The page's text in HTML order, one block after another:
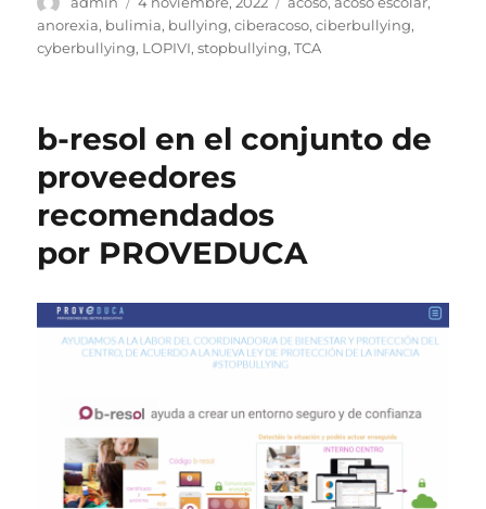
el
anorexia, bulimia, bullying,ciberacoso,ciberbullying,
cyberbullying, LOPIVI,stopbullying,TCA
b-resol en el conjunto de
proveedores
recomendados
por PROVEDUCA